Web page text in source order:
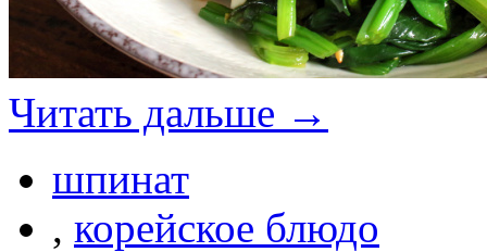
Читать дальше →
шпинат
, корейское блюдо